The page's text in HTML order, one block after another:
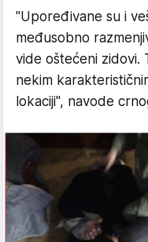
"Upoređivane su i
međusobno
vide oštećeni zidovi.
nekim
lokaciji", navode